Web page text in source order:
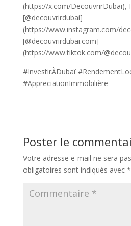
(https://x.com/DecouvrirDubai),
[@decouvrirdubai]
(https://www.instagram.com/
[@decouvrirdubai.com]
(https://www.tiktok.com/
#InvestirÀDubaï
#AppreciationImmobilière
Poster le
Votre adresse e-mail ne sera
obligatoires sont indiqués avec *